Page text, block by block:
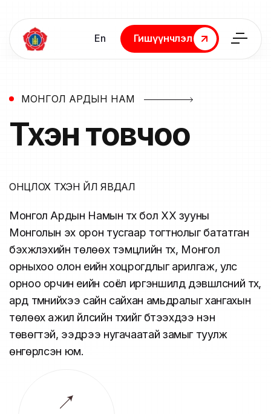
En
Гишүүнчлэл
Гишүүнчлэл
МОНГОЛ АРДЫН НАМ
Түүхэнтовчоо
ОНЦЛОХ ТҮҮХЭН ҮЙЛ ЯВДАЛ
Монгол Ардын Намын түүх бол ХХ зууны
Монголын эх орон тусгаар тогтнолыг бататган
бэхжүүлэхийн төлөөх тэмцлийн түүх, Монгол
орныхоо олон үеийн хоцрогдлыг арилгаж, улс
орноо орчин үеийн соёл иргэншилд дэвшүүлсний түүх,
ард түмнийхээ сайн сайхан амьдралыг хангахын
төлөөх ажил үйлсийн түүхийг бүтээхдээ нэн
төвөгтэй, ээдрээ нугачаатай замыг туулж
өнгөрүүлсэн юм.